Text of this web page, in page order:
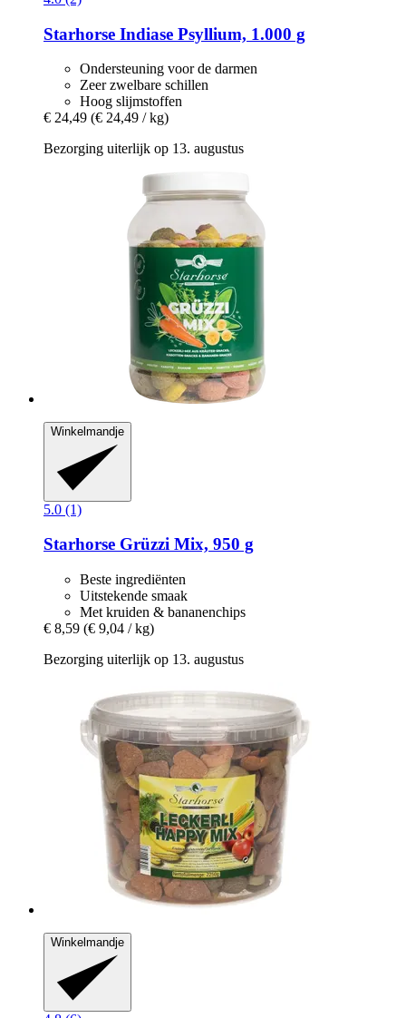
Starhorse Indiase Psyllium, 1.000 g
Ondersteuning voor de darmen
Zeer zwelbare schillen
Hoog slijmstoffen
€ 24,49 (€ 24,49 / kg)
Bezorging uiterlijk op 13. augustus
Winkelmandje
5.0 (1)
Starhorse Grüzzi Mix, 950 g
Beste ingrediënten
Uitstekende smaak
Met kruiden & bananenchips
€ 8,59 (€ 9,04 / kg)
Bezorging uiterlijk op 13. augustus
Winkelmandje